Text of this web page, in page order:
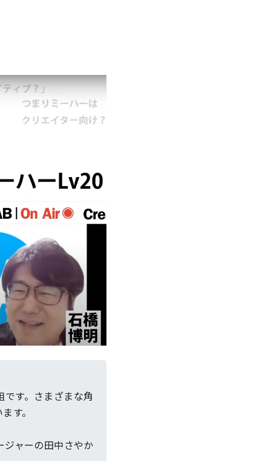
す。さまざまな角
す。
ャーの田中さやか